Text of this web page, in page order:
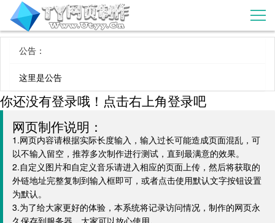
公告：
这里是公告
你还没有登录哦！点击右上角登录吧
网页制作说明：
1.网页内容请根据实际长度输入，输入过长可能造成页面混乱，可
以不输入留空，推荐多次制作进行测试，直到最满意的效果。
2.自定义图片和自定义音乐请进入相应的页面上传，然后将获取的
外链地址完整复制到输入框即可，或者点击使用默认文字按钮设置
为默认。
3.为了给大家更好的体验，本系统将记录访问情况，制作的网页永
久保存到服务器，大家可以放心使用。